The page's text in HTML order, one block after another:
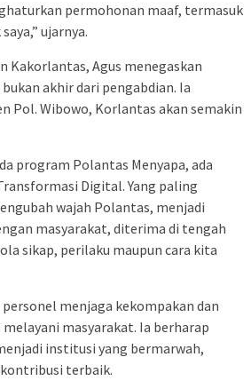
permohonan maaf, termasuk
ujarnya.
Kakorlantas, Agus menegaskan
akhir dari pengabdian. Ia
Pol. Wibowo, Korlantas akan semakin
program Polantas Menyapa, ada
Digital. Yang paling
wajah Polantas, menjadi
masyarakat, diterima di tengah
sikap, perilaku maupun cara kita
menjaga kekompakan dan
masyarakat. Ia berharap
institusi yang bermarwah,
terbaik.